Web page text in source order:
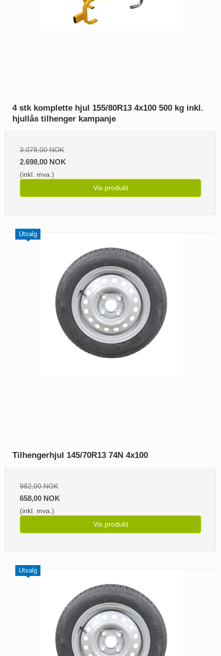
4 stk komplette hjul 155/80R13 4x100 500 kg inkl.
hjullås tilhenger kampanje
3.078,00 NOK
2.698,00 NOK
(inkl. mva.)
Vis produkt
Utsalg
Tilhengerhjul 145/70R13 74N 4x100
982,00 NOK
658,00 NOK
(inkl. mva.)
Vis produkt
Utsalg